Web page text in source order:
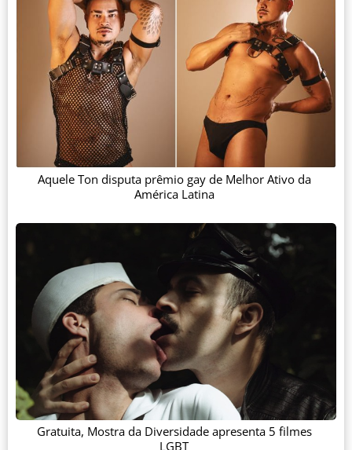
Aquele Ton disputa prêmio gay de Melhor Ativo da
América Latina
Gratuita, Mostra da Diversidade apresenta 5 filmes
LGBT